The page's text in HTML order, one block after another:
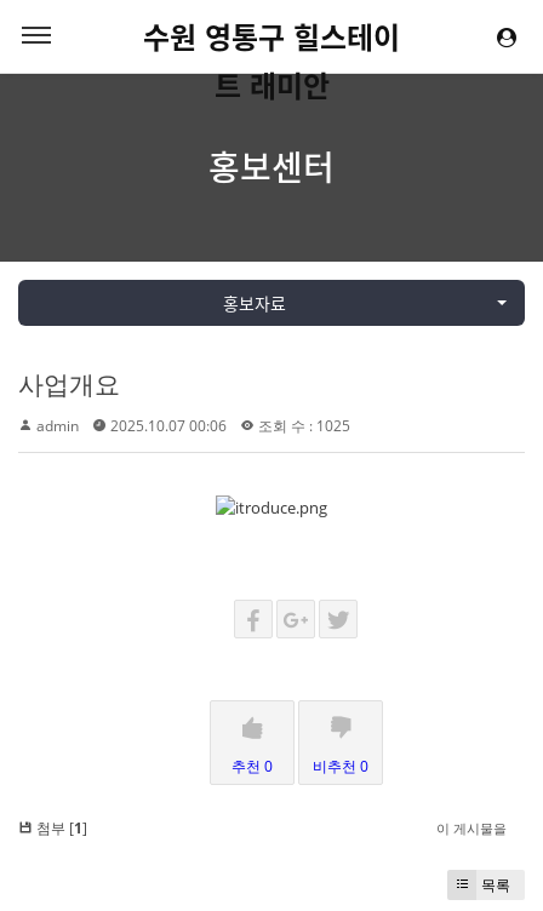
수원 영통구 힐스테이
트 래미안
홍보센터
홍보자료
사업개요
admin 2025.10.07 00:06 조회 수 : 1025
추천 0 비추천 0
첨부 [1] 이 게시물을
목록